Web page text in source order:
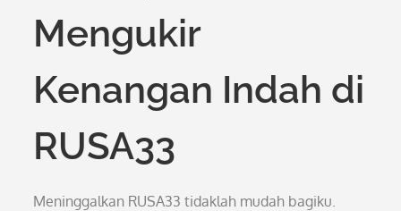
Mengukir
Kenangan Indah di
RUSA33
Meninggalkan RUSA33 tidaklah mudah bagiku.